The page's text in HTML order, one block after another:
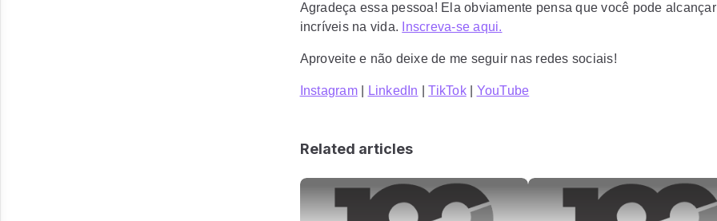
Agradeça essa pessoa! Ela obviamente pensa que você pode
incríveis na vida.
Inscreva-se aqui.
Aproveite e não deixe de me seguir nas redes sociais!
Instagram| LinkedIn |TikTok| YouTube
Related articles